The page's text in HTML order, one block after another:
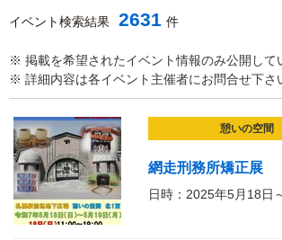
イベント検索結果 2631 件
※ 掲載を希望されたイベント情報のみ公開して
※ 詳細内容は各イベント主催者にお問合せ下さ
憩いの空間
網走刑務所矯正展
日時：2025年5月18日